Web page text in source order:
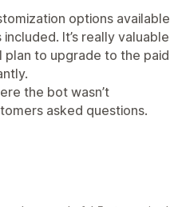
options available
It’s really valuable
plan to upgrade to the paid
the bot wasn’t
asked questions.